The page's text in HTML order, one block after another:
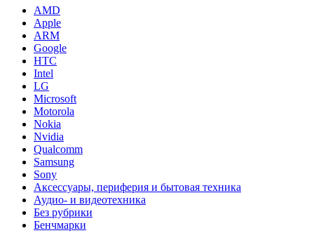
AMD
Apple
ARM
Google
HTC
Intel
LG
Microsoft
Motorola
Nokia
Nvidia
Qualcomm
Samsung
Sony
Аксессуары, периферия и бытовая техника
Аудио- и видеотехника
Без рубрики
Бенчмарки